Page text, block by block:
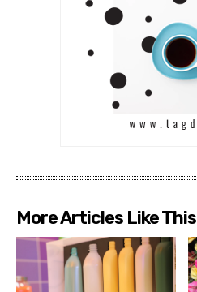
More Articles Like This